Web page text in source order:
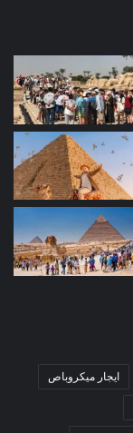
ايجار ميكروباص